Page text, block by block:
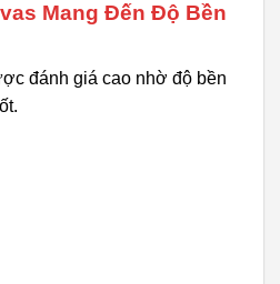
Mang Đến Độ Bền
đánh giá cao nhờ độ bền